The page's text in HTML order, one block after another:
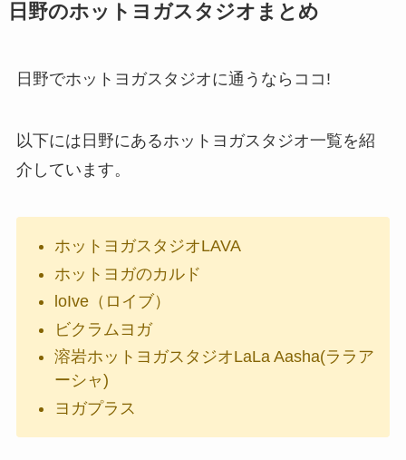
日野のホットヨガスタジオまとめ
日野でホットヨガスタジオに通うならココ!
以下には日野にあるホットヨガスタジオ一覧を紹
介しています。
ホットヨガスタジオLAVA
ホットヨガのカルド
loIve（ロイブ）
ビクラムヨガ
溶岩ホットヨガスタジオLaLa Aasha(ララア
ーシャ)
ヨガプラス